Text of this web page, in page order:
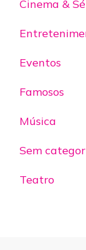
Cinema &
Eventos
Famosos
Música
Sem
Teatro